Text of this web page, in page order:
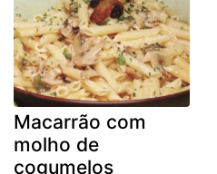
Macarrão com
molho de
cogumelos